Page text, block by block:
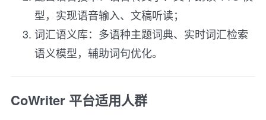
型，实现语音输入、文稿听读；
词汇语义库：多语种主题词典、实时词汇检索
语义模型，辅助词句优化。
CoWriter 平台适用人群